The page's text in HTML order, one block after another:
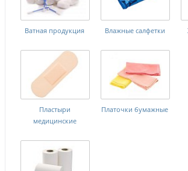
Ватная продукция Влажные салфетки
Пластыри
медицинские
Платочки бумажные